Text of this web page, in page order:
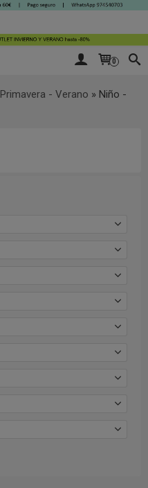
0
Primavera - Verano » Niño -